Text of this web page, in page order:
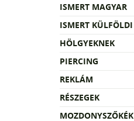
ISMERT MAGYAR
ISMERT KÜLFÖLDI
HÖLGYEKNEK
PIERCING
REKLÁM
RÉSZEGEK
MOZDONYSZŐKÉK